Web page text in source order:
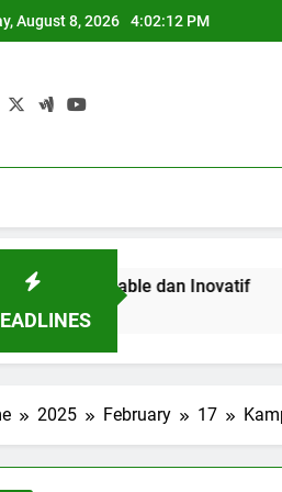
August 8, 2026 4:02:13 PM
dan Inovatif Lulusan
2025 February 17